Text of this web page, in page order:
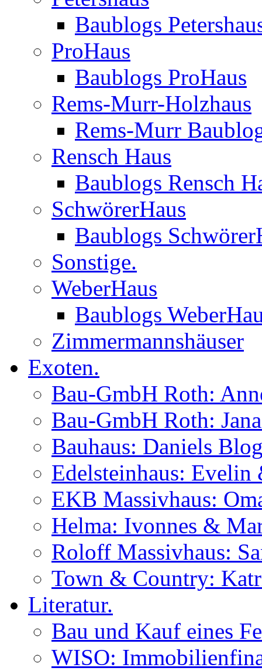
Baublogs
ProHaus
Baublogs ProHaus
Rems-Murr-Holzhaus
Rems-Murr
Rensch Haus
Baublogs Rensch
SchwörerHaus
Baublogs
Sonstige.
WeberHaus
Baublogs
Zimmermannshäuser
Exoten.
Bau-GmbH Roth:
Bau-GmbH Roth:
Bauhaus: Daniels
Edelsteinhaus:
EKB Massivhaus:
Helma: Ivonnes &
Roloff Massivhaus:
Town & Country:
Literatur.
Bau und Kauf eines
WISO: